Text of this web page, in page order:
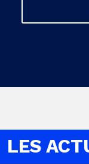
LES